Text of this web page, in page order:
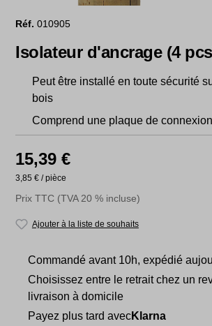
Réf.010905
Isolateur d'ancrage (4
Peut être installé en toute sécurité
bois
Comprend une plaque de
15,39 €
3,85 € / pièce
Prix TTC (TVA 20 % incluse)
Ajouter à la liste de souhaits
Commandé avant 10h, expédié
Choisissez entre le retrait chez un
livraison à domicile
Payez plus tard avecKlarna